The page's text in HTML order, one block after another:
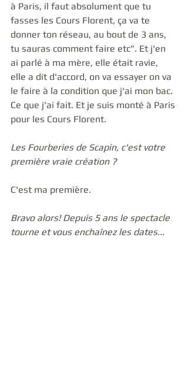
à Paris, il faut absolument que tu
fasses les Cours Florent, ça va te
donner ton réseau, au bout de 3 ans,
tu sauras comment faire etc”. Et j'en
ai parlé à ma mère, elle était ravie,
elle a dit d'accord, on va essayer on va
le faire à la condition que j'ai mon bac.
Ce que j'ai fait. Et je suis monté à Paris
pour les Cours Florent.
Les Fourberies de Scapin, c'est votre
première vraie création ?
C'est ma première.
Bravo alors! Depuis 5 ans le spectacle
tourne et vous enchaînez les dates...